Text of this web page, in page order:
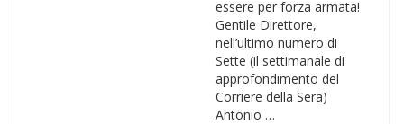
essere per forza armata!
Gentile Direttore,
nell’ultimo numero di
Sette (il settimanale di
approfondimento del
Corriere della Sera)
Antonio …